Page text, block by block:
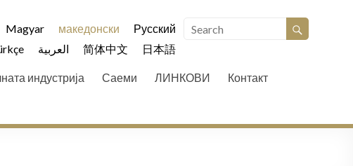
Magyar македонски
Русский
العربية 简体中文 日本語
индустрија Саеми ЛИНКОВИ Контакт